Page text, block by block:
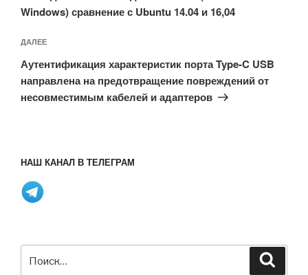
Windows) сравнение с Ubuntu 14.04 и 16,04
Следующая
запись
ДАЛЕЕ
Аутентификация характеристик порта Type-C USB
направлена на предотвращение повреждений от
несовместимым кабелей и адаптеров
НАШ КАНАЛ В ТЕЛЕГРАМ